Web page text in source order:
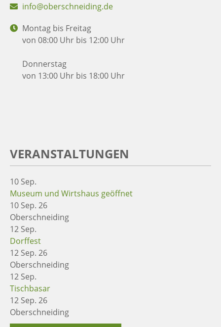
info@oberschneiding.de
Montag bis Freitag
von 08:00 Uhr bis 12:00 Uhr
Donnerstag
von 13:00 Uhr bis 18:00 Uhr
VERANSTALTUNGEN
10 Sep.
Museum und Wirtshaus geöffnet
10 Sep. 26
Oberschneiding
12 Sep.
Dorffest
12 Sep. 26
Oberschneiding
12 Sep.
Tischbasar
12 Sep. 26
Oberschneiding